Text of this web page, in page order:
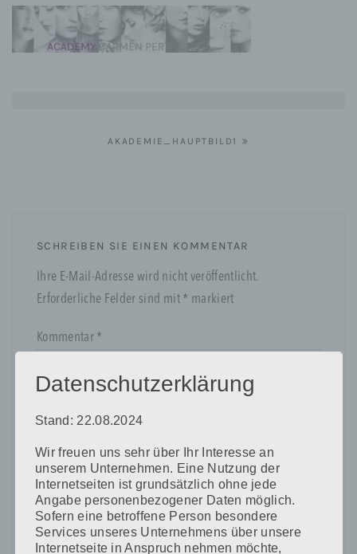
BeitragsnavigationAKADEMIE_HAUPTBILD1
SCHREIBEN SIE EINEN KOMMENTAR
Ihre E-Mail-Adresse wird nicht veröffentlicht.
Erforderliche Felder sind mit * markiert
Kommentar *
Name*
E-Mail-Adresse*
Datenschutzerklärung
Stand: 22.08.2024
Wir freuen uns sehr über Ihr Interesse an
unserem Unternehmen. Eine Nutzung der
Internetseiten ist grundsätzlich ohne jede
Angabe personenbezogener Daten möglich.
Sofern eine betroffene Person besondere
Services unseres Unternehmens über unsere
Internetseite in Anspruch nehmen möchte,